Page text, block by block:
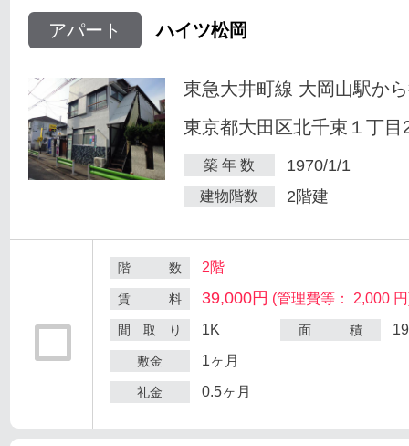
アパート ハイツ松岡
東急大井町線 大岡山駅か
東京都大田区北千束１丁目
築 年 数 1970/1/1
建物階数 2階建
階 数 2階
賃 料 39,000円 (管理費等： 2,000
間 取 り 1K 面 積
敷金 1ヶ月
礼金 0.5ヶ月